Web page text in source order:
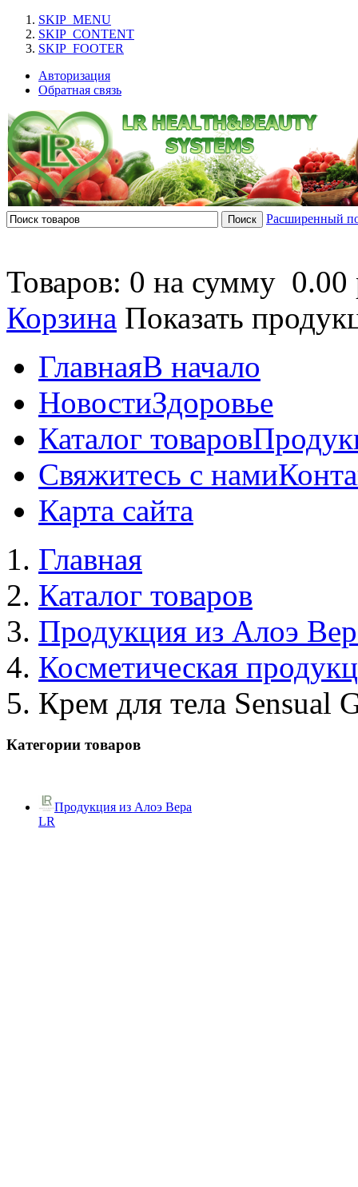
SKIP_MENU
SKIP_CONTENT
SKIP_FOOTER
Авторизация
Обратная связь
Расширенный
Товаров: 0 на сумму 0.00
Корзина Показать
ГлавнаяВ начало
НовостиЗдоровье
Каталог товаров
Свяжитесь с нами
Карта сайта
Главная
Каталог товаров
Продукция из Алоэ
Косметическая
Крем для тела Sensual
Категории товаров
Продукция из Алоэ Вера
LR